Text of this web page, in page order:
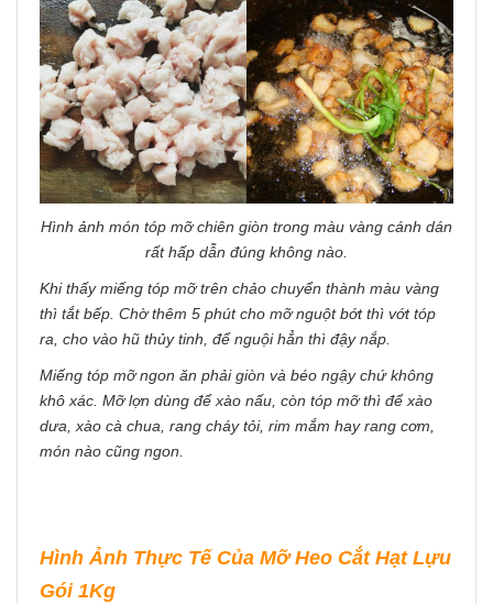
Hình ảnh món tóp mỡ chiên giòn trong màu vàng cánh dán
rất hấp dẫn đúng không nào.
Khi thấy miếng tóp mỡ trên chảo chuyển thành màu vàng
thì tắt bếp. Chờ thêm 5 phút cho mỡ nguột bớt thì vớt tóp
ra, cho vào hũ thủy tinh, để nguội hẳn thì đậy nắp.
Miếng tóp mỡ ngon ăn phải giòn và béo ngậy chứ không
khô xác. Mỡ lợn dùng để xào nấu, còn tóp mỡ thì để xào
dưa, xào cà chua, rang cháy tỏi, rim mắm hay rang cơm,
món nào cũng ngon.
Hình Ảnh Thực Tế Của Mỡ Heo Cắt Hạt Lựu
Gói 1Kg